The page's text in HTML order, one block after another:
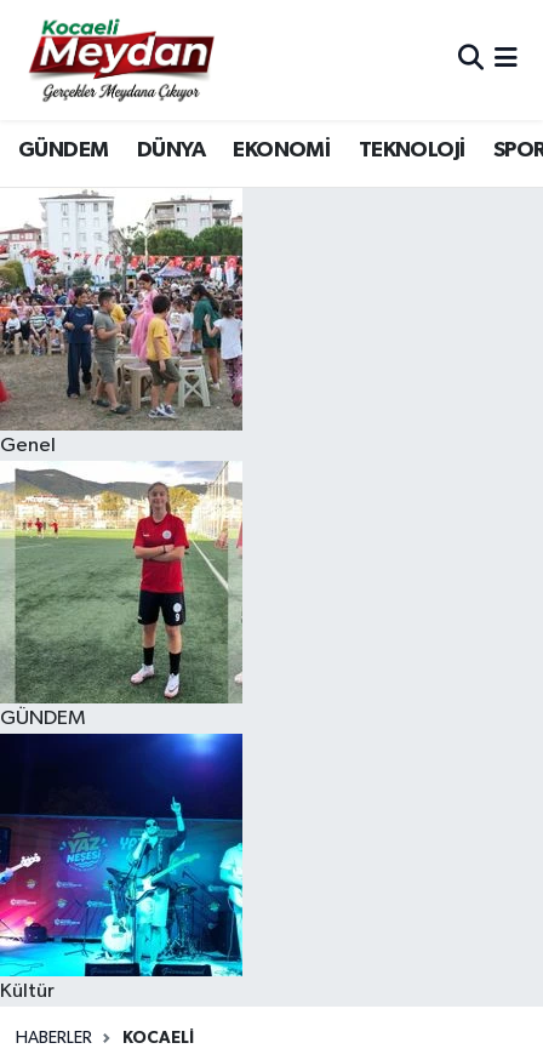
GÜNDEM DÜNYA EKONOMİ TEKNOLOJİ
Genel
GÜNDEM
Kültür
HABERLER KOCAELI
Nöbetçi Eczaneler
Hava Durumu
Trafik Durumu
Süper Lig Puan Durumu ve Fikstür
Tüm Manşetler
Son Dakika Haberleri
Haber Arşivi